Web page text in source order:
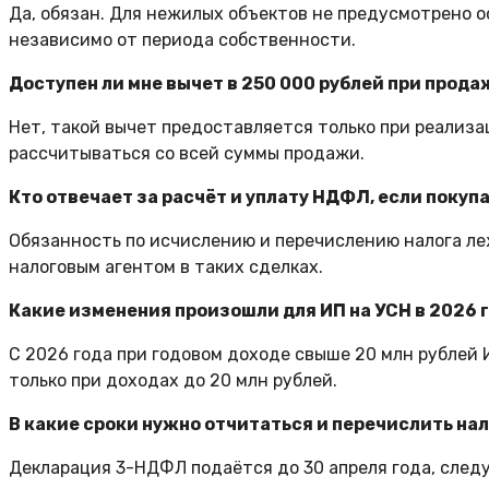
Да, обязан. Для нежилых объектов не предусмотрено
независимо от периода собственности.
Доступен ли мне вычет в 250 000 рублей при
Нет, такой вычет предоставляется только при
рассчитываться со всей суммы продажи.
Кто отвечает за расчёт и уплату НДФЛ, если
Обязанность по исчислению и перечислению налога
налоговым агентом в таких сделках.
Какие изменения произошли для ИП на УСН в 2026
С 2026 года при годовом доходе свыше 20 млн
только при доходах до 20 млн рублей.
В какие сроки нужно отчитаться и перечислить
Декларация 3-НДФЛ подаётся до 30 апреля года,